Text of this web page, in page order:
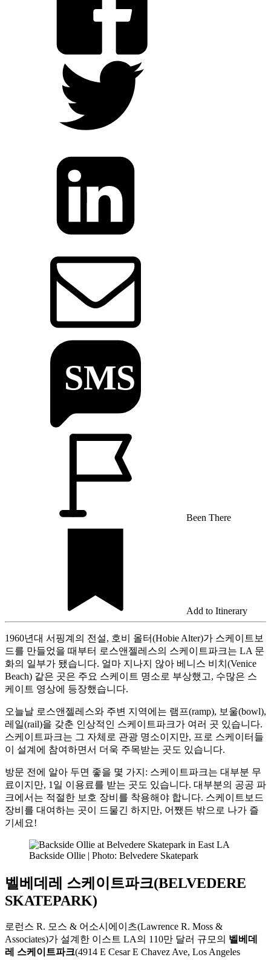
Been There
Add to Itinerary
1960년대 서핑계의 전설, 호비 올터(Hobie Alter)가 스케이트보
드를 만들었을 때부터 로스앤젤레스의 스케이트파크는 LA 문
화의 일부가 됐습니다. 얼마 지나지 않아 베니스 비치(Venice
Beach) 같은 곳은 주요 스케이트 명소로 부상했고, 수많은 스
케이트 영상에 등장했습니다.
오늘날 로스앤젤레스와 주변 지역에는 램프(ramp), 보울(bowl),
레일(rail)을 갖춘 인상적인 스케이트파크가 여러 곳 있습니다.
스케이트파크는 그 자체로 관광 명소이지만, 프로 스케이터들
이 설계에 참여하면서 더욱 주목받는 곳도 있습니다.
방문 전에 알아 두면 좋을 몇 가지: 스케이트파크는 대부분 무
료이지만, 1일 이용료를 받는 곳도 있습니다. 대부분의 공공 파
크에서는 적절한 보호 장비를 착용해야 합니다. 스케이트보드
장비를 대여하는 곳이 드물긴 하지만, 어쨌든 밖으로 나가 즐
기세요!
Backside Ollie | Photo: Belvedere Skatepark
벨베데레 스케이트파크(BELVEDERE
SKATEPARK)
로런스 R. 모스 & 어소시에이츠(Lawrence R. Moss &
Associates)가 설계한 이스트 LA의 110만 달러 규모의 벨베데
레 스케이트파크(4914 E Cesar E Chavez Ave, Los Angeles